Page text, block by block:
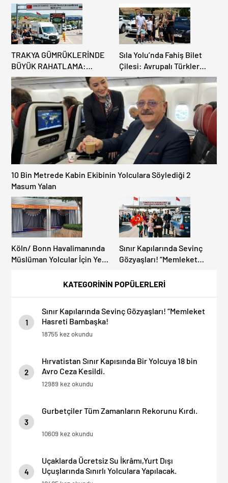
KATEGORİNİN POPÜLERLERİ
1
Sınır Kapılarında Sevinç Gözyaşları! “Memleket
Hasreti Bambaşka!
18755 kez okundu
2
Hırvatistan Sınır Kapısında Bir Yolcuya 18 bin
Avro Ceza Kesildi.
12989 kez okundu
3
Gurbetçiler Tüm Zamanların Rekorunu Kırdı.
10609 kez okundu
4
Uçaklarda Ücretsiz Su İkrâmı,Yurt Dışı
Uçuşlarında Sınırlı Yolculara Yapılacak.
TRAKYA GÜMRÜKLERİNDE
BÜYÜK RAHATLAMA:
DEREKÖY HAFİF TİCARİ
ARAÇLARA AÇILIYOR!
Sıla Yolu’nda Fahiş Bilet
Çilesi: Avrupalı Türkler
Karayollarına Akın Etti,
Gümrükler Kilitlendi!
10 Bin Metrede Kabin Ekibinin Yolculara Söylediği 2
Masum Yalan
Köln/ Bonn Havalimanında
Müslüman Yolcular İçin Yeni
Sınır Kapılarında Sevinç
Gözyaşları! “Memleket